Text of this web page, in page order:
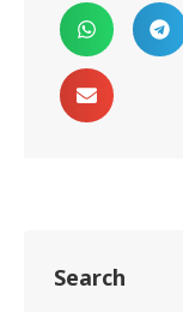
Search